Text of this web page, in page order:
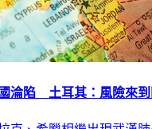
淪陷 土耳其：風險來